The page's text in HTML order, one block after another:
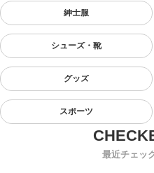
紳士服
シューズ・靴
グッズ
スポーツ
最近チェッ